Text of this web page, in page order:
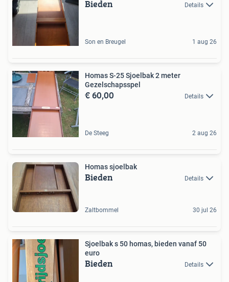
Bieden Details
Son en Breugel 1 aug 26
Homas S-25 Sjoelbak 2 meter
Gezelschapsspel
€ 60,00 Details
De Steeg 2 aug 26
Homas sjoelbak
Bieden Details
Zaltbommel 30 jul 26
Sjoelbak s 50 homas, bieden vanaf 50
euro
Bieden Details